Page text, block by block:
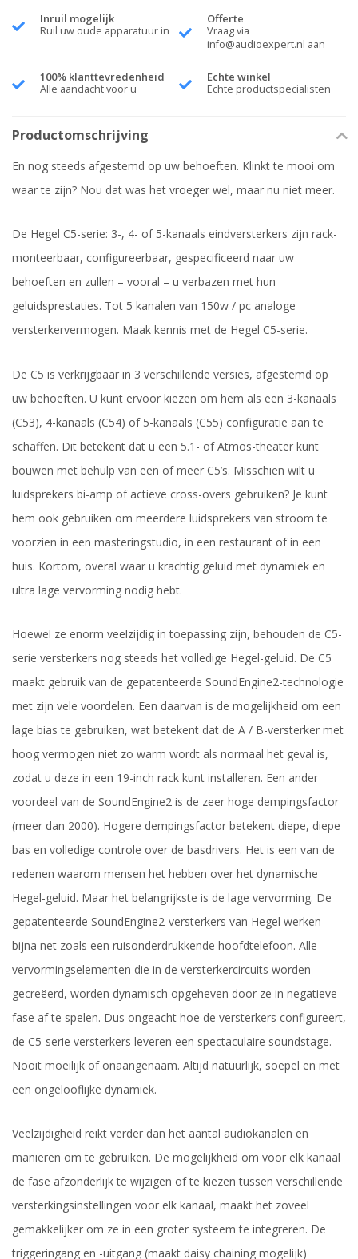
Inruil mogelijk
Ruil uw oude apparatuur in
Offerte
Vraag via
info@audioexpert.nl aan
100% klanttevredenheid
Alle aandacht voor u
Echte winkel
Echte productspecialisten
Productomschrijving
En nog steeds afgestemd op uw behoeften. Klinkt te mooi om
waar te zijn? Nou dat was het vroeger wel, maar nu niet meer.
De Hegel C5-serie: 3-, 4- of 5-kanaals eindversterkers zijn rack-
monteerbaar, configureerbaar, gespecificeerd naar uw
behoeften en zullen – vooral – u verbazen met hun
geluidsprestaties. Tot 5 kanalen van 150w / pc analoge
versterkervermogen. Maak kennis met de Hegel C5-serie.
De C5 is verkrijgbaar in 3 verschillende versies, afgestemd op
uw behoeften. U kunt ervoor kiezen om hem als een 3-kanaals
(C53), 4-kanaals (C54) of 5-kanaals (C55) configuratie aan te
schaffen. Dit betekent dat u een 5.1- of Atmos-theater kunt
bouwen met behulp van een of meer C5’s. Misschien wilt u
luidsprekers bi-amp of actieve cross-overs gebruiken? Je kunt
hem ook gebruiken om meerdere luidsprekers van stroom te
voorzien in een masteringstudio, in een restaurant of in een
huis. Kortom, overal waar u krachtig geluid met dynamiek en
ultra lage vervorming nodig hebt.
Hoewel ze enorm veelzijdig in toepassing zijn, behouden de C5-
serie versterkers nog steeds het volledige Hegel-geluid. De C5
maakt gebruik van de gepatenteerde SoundEngine2-technologie
met zijn vele voordelen. Een daarvan is de mogelijkheid om een
lage bias te gebruiken, wat betekent dat de A / B-versterker met
hoog vermogen niet zo warm wordt als normaal het geval is,
zodat u deze in een 19-inch rack kunt installeren. Een ander
voordeel van de SoundEngine2 is de zeer hoge dempingsfactor
(meer dan 2000). Hogere dempingsfactor betekent diepe, diepe
bas en volledige controle over de basdrivers. Het is een van de
redenen waarom mensen het hebben over het dynamische
Hegel-geluid. Maar het belangrijkste is de lage vervorming. De
gepatenteerde SoundEngine2-versterkers van Hegel werken
bijna net zoals een ruisonderdrukkende hoofdtelefoon. Alle
vervormingselementen die in de versterkercircuits worden
gecreëerd, worden dynamisch opgeheven door ze in negatieve
fase af te spelen. Dus ongeacht hoe de versterkers configureert,
de C5-serie versterkers leveren een spectaculaire soundstage.
Nooit moeilijk of onaangenaam. Altijd natuurlijk, soepel en met
een ongelooflijke dynamiek.
Veelzijdigheid reikt verder dan het aantal audiokanalen en
manieren om te gebruiken. De mogelijkheid om voor elk kanaal
de fase afzonderlijk te wijzigen of te kiezen tussen verschillende
versterkingsinstellingen voor elk kanaal, maakt het zoveel
gemakkelijker om ze in een groter systeem te integreren. De
triggeringang en -uitgang (maakt daisy chaining mogelijk)